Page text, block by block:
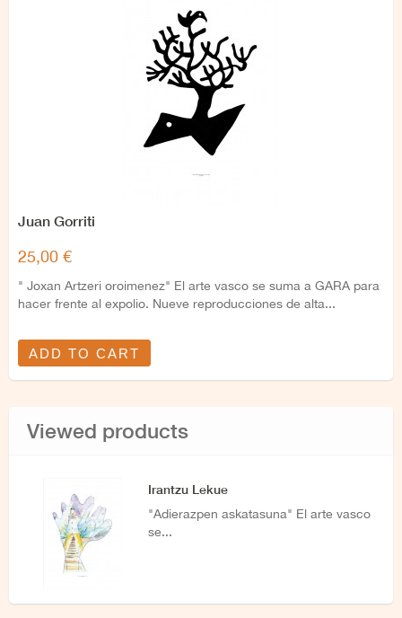
Juan Gorriti
25,00 €
" Joxan Artzeri oroimenez" El arte vasco se suma a GARA para
hacer frente al expolio. Nueve reproducciones de alta...
ADD TO CART
Viewed products
Irantzu Lekue
"Adierazpen askatasuna" El arte vasco
se...